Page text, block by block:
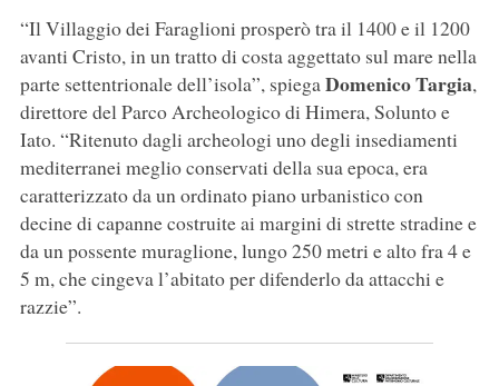
“Il Villaggio dei Faraglioni prosperò tra il 1400 e il 1200
avanti Cristo, in un tratto di costa aggettato sul mare nella
parte settentrionale dell’isola”, spiegaDomenico Targia,
direttore del Parco Archeologico di Himera, Solunto e
Iato. “Ritenuto dagli archeologi uno degli insediamenti
mediterranei meglio conservati della sua epoca, era
caratterizzato da un ordinato piano urbanistico con
decine di capanne costruite ai margini di strette stradine e
da un possente muraglione, lungo 250 metri e alto fra 4 e
5 m, che cingeva l’abitato per difenderlo da attacchi e
razzie”.